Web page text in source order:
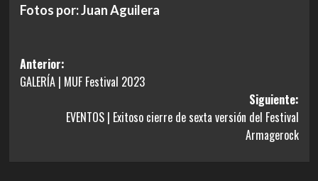
Fotos por: Juan Aguilera
Navegación
de
entradas
Anterior:
GALERÍA | MUF Festival 2023
Siguiente:
EVENTOS | Exitoso cierre de sexta versión del Festival
Armagerock